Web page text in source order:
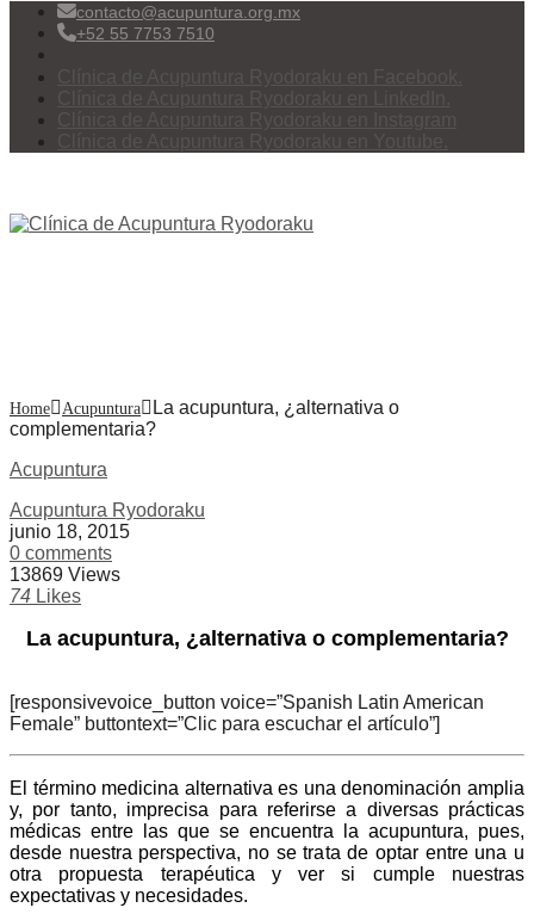
contacto@acupuntura.org.mx
+52 55 7753 7510
Clínica de Acupuntura Ryodoraku en Facebook.
Clínica de Acupuntura Ryodoraku en LinkedIn.
Clínica de Acupuntura Ryodoraku en Instagram
Clínica de Acupuntura Ryodoraku en Youtube.
Home Acupuntura
La acupuntura, ¿alternativa o
complementaria?
Acupuntura
Acupuntura Ryodoraku
junio 18, 2015
0 comments
13869 Views
74 Likes
La acupuntura, ¿alternativa o complementaria?
[responsivevoice_button voice=”Spanish Latin American
Female” buttontext=”Clic para escuchar el artículo”]
El término medicina alternativa es una denominación amplia
y, por tanto, imprecisa para referirse a diversas prácticas
médicas entre las que se encuentra la acupuntura, pues,
desde nuestra perspectiva, no se trata de optar entre una u
otra propuesta terapéutica y ver si cumple nuestras
expectativas y necesidades.